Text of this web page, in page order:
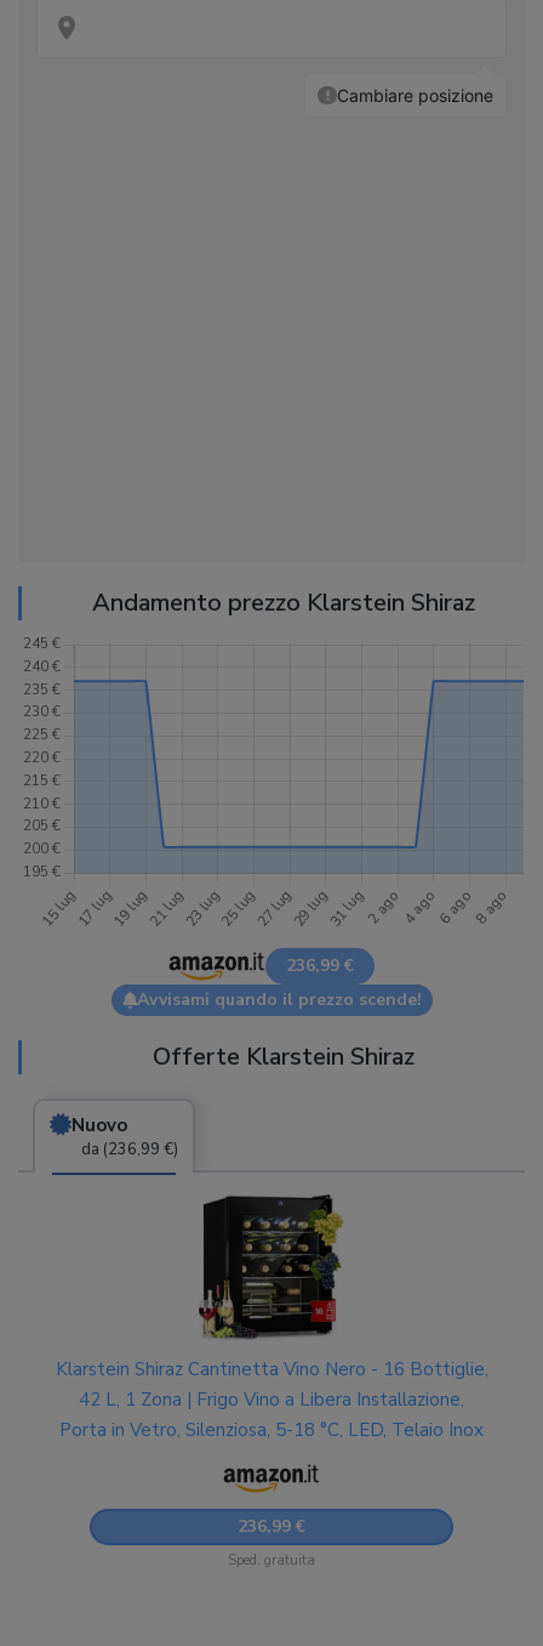
Andamento prezzo Klarstein Shiraz
236,99 €
Avvisami quando il prezzo scende!
Offerte Klarstein Shiraz
Nuovo
da (236,99 €)
Klarstein Shiraz Cantinetta Vino Nero - 16 Bottiglie,
42 L, 1 Zona | Frigo Vino a Libera Installazione,
Porta in Vetro, Silenziosa, 5-18 °C, LED, Telaio Inox
236,99 €
Sped. gratuita